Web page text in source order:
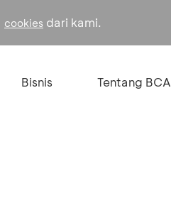
cookies dari kami.
Bisnis Tentang BCA